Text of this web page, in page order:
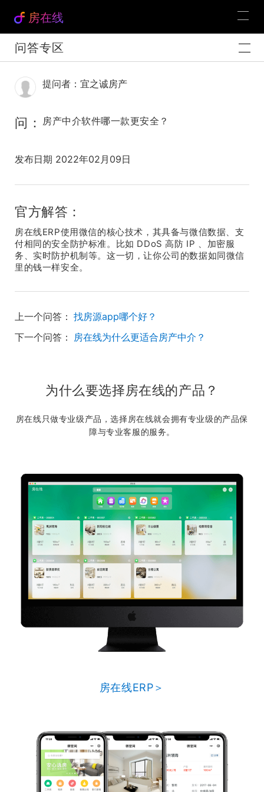
房在线
问答专区
提问者：宜之诚房产
问： 房产中介软件哪一款更安全？
发布日期 2022年02月09日
官方解答：
房在线ERP使用微信的核心技术，其具备与微信数据、支
付相同的安全防护标准。比如 DDoS 高防 IP 、加密服
务、实时防护机制等。这一切，让你公司的数据如同微信
里的钱一样安全。
上一个问答： 找房源app哪个好？
下一个问答： 房在线为什么更适合房产中介？
为什么要选择房在线的产品？
房在线只做专业级产品，选择房在线就会拥有专业级的产品保
障与专业客服的服务。
房在线ERP＞